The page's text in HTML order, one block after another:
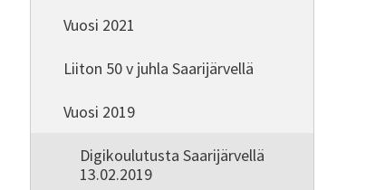
Vuosi 2021
Liiton 50 v juhla Saarijärvellä
Vuosi 2019
Digikoulutusta Saarijärvellä
13.02.2019